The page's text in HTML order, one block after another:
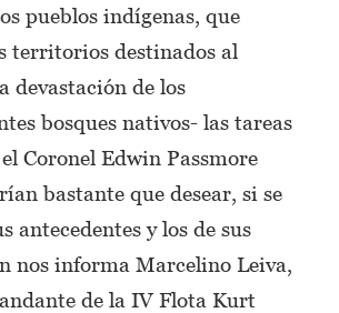
pueblos indígenas, que
territorios destinados al
devastación de los
bosques nativos- las tareas
Coronel Edwin Passmore
bastante que desear, si se
antecedentes y los de sus
nos informa Marcelino Leiva,
de la IV Flota Kurt